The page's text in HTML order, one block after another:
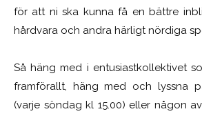
för att ni ska kunna få en bättre
hårdvara och andra härligt nördiga
Så häng med i entusiastkollektivet
framförallt, häng med och lyssna
(varje söndag kl 15.00) eller någon